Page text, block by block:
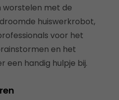
worstelen met de
huiswerkrobot,
voor het
en het
een handig hulpje bij.